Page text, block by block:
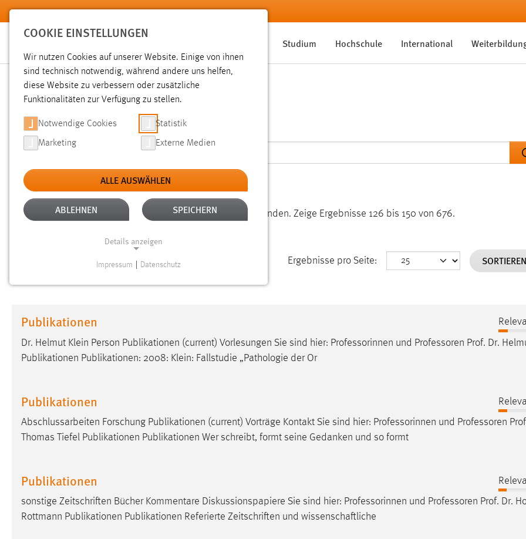
Zum Hauptinhalt springen
Studium Hochschule International
SUCHE
Aktive Filter: TYP: SEITEN ALLE FILTER ENTFERNEN
Gesucht nach "professoren". Es wurden 676 Ergebnisse gefunden. Zeige Ergebnisse 126 bis 150 von 676.
Ergebnisse pro Seite:
Publikationen
Dr. Helmut Klein Person Publikationen (current) Vorlesungen Sie sind hier: Professorinnen und Professoren Prof. Dr.
Publikationen Publikationen: 2008: Klein: Fallstudie „Pathologie der Or
Publikationen
Abschlussarbeiten Forschung Publikationen (current) Vorträge Kontakt Sie sind hier: Professorinnen und Professoren
Thomas Tiefel Publikationen Publikationen Wer schreibt, formt seine Gedanken und so formt
Publikationen
sonstige Zeitschriften Bücher Kommentare Diskussionspapiere Sie sind hier: Professorinnen und Professoren Prof. Dr.
Rottmann Publikationen Publikationen Referierte Zeitschriften und wissenschaftliche
COOKIE EINSTELLUNGEN
Wir nutzen Cookies auf unserer Website. Einige von ihnen
sind technisch notwendig, während andere uns helfen,
diese Website zu verbessern oder zusätzliche
Funktionalitäten zur Verfügung zu stellen.
Notwendige Cookies Statistik
Marketing Externe Medien
ALLE AUSWÄHLEN
ABLEHNEN SPEICHERN
Details anzeigen
Website erforderlich.
Einverständnis
Zweck:
des Benutzers
Cookie Laufzeit: 1 Jahr
Performance
Name: staticfilecache
Zweck:
Impressum Datenschutz